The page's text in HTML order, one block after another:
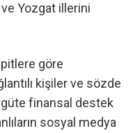
ve Yozgat illerini
göre
kişiler ve sözde
finansal destek
sosyal medya